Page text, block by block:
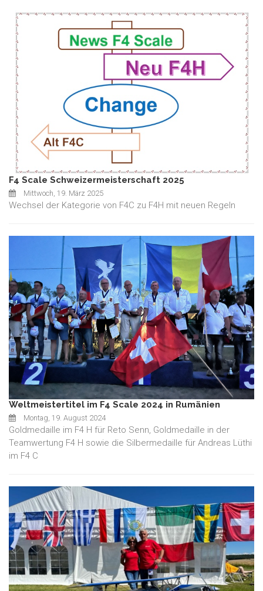
F4 Scale Schweizermeisterschaft 2025
Mittwoch, 19. März 2025
Wechsel der Kategorie von F4C zu F4H mit neuen Regeln
Weltmeistertitel im F4 Scale 2024 in Rumänien
Montag, 19. August 2024
Goldmedaille im F4 H für Reto Senn, Goldmedaille in der
Teamwertung F4 H sowie die Silbermedaille für Andreas Lüthi
im F4 C